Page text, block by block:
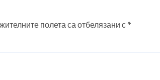
полета са отбелязани с *